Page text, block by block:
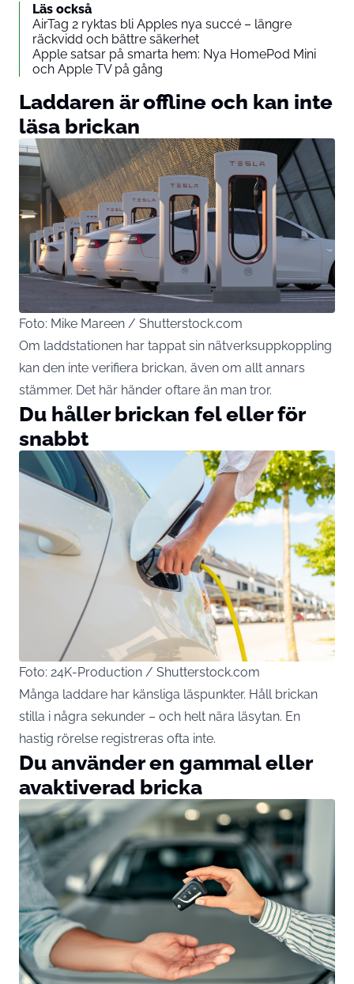
Läs också
AirTag 2 ryktas bli Apples nya succé – längre
räckvidd och bättre säkerhet
Apple satsar på smarta hem: Nya HomePod Mini
och Apple TV på gång
Laddaren är offline och kan inte
läsa brickan
Foto: Mike Mareen / Shutterstock.com
Om laddstationen har tappat sin nätverksuppkoppling
kan den inte verifiera brickan, även om allt annars
stämmer. Det här händer oftare än man tror.
Du håller brickan fel eller för
snabbt
Foto: 24K-Production / Shutterstock.com
Många laddare har känsliga läspunkter. Håll brickan
stilla i några sekunder – och helt nära läsytan. En
hastig rörelse registreras ofta inte.
Du använder en gammal eller
avaktiverad bricka